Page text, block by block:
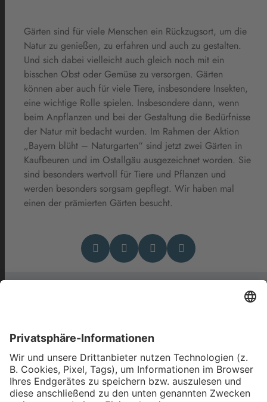
Gärten sind für viele Menschen ein Rückzugsort, um die
Natur zu genießen, zu erfahren und auch zu gestalten.
Und sich dabei vielleicht auch gleich noch mit ein
bisschen Obst oder Gemüse zu versorgen. Gärten
können aber auch für viele Tiere, insbesondere Insekten,
eine wichtige Rolle spielen. Insbesondere dann, wenn
beim Anpflanzen und bei der Gestaltung die Bedürfnisse
der Natur mit bedacht wurden. Im Rahmen der Aktion
„Bayern blüht – Naturgarten“ sind jetzt zwei Gärten in
Kaufbeuren und im Ostallgäu ausgezeichnet worden. Sie
sind besonders wertvoll für Tiere und Pflanzen und
werden besonders sorgsam gepflegt. Wir haben mal
einen der prämierten Gärten besucht.
interessieren
Tomatensaison: Welche Sorten
es gibt und wie sie sich